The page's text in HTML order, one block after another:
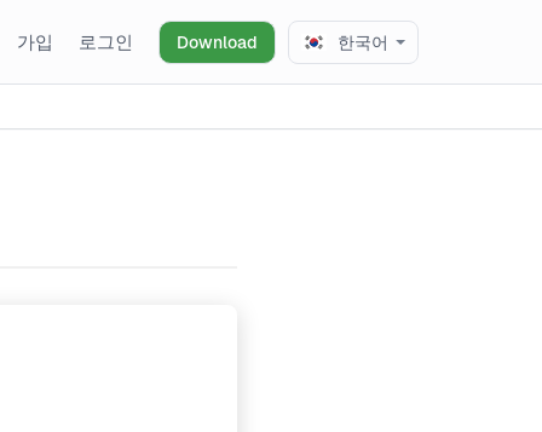
가입 로그인 Download 한국어